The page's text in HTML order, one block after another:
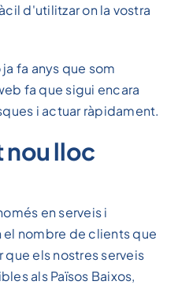
d'utilitzar on la vostra
ja fa anys que som
fa que sigui encara
i actuar ràpidament.
nou lloc
en serveis i
nombre de clients que
els nostres serveis
als Països Baixos,